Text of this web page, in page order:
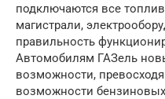
подключаются все
магистрали,
правильность
Автомобилям ГАЗель
возможности,
возможности